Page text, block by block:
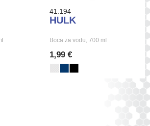
41.194
HULK
Boca za vodu, 700 ml
1,99 €